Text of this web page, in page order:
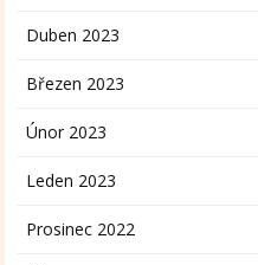
Duben 2023
Březen 2023
Únor 2023
Leden 2023
Prosinec 2022